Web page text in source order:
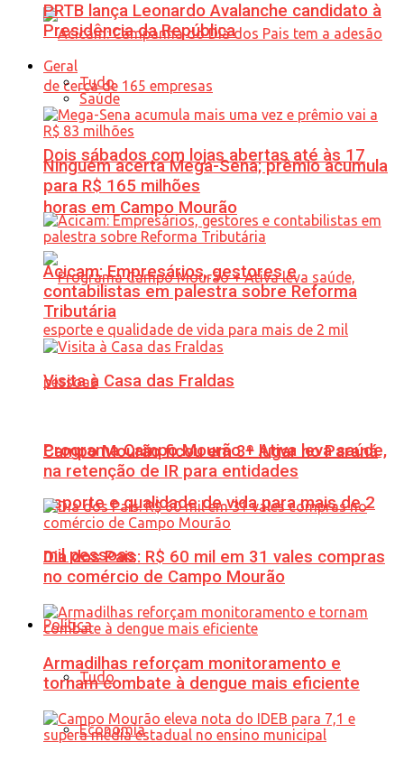
Dois sábados com lojas abertas até às 17
horas em Campo Mourão
Programa Campo Mourão + Ativa leva saúde,
esporte e qualidade de vida para mais de 2
mil pessoas
Política
Tudo
Economia
PRTB lança Leonardo Avalanche candidato à
Presidência da República
Geral
Tudo
Saúde
Ninguém acerta Mega-Sena; prêmio acumula
para R$ 165 milhões
Acicam: Empresários, gestores e
contabilistas em palestra sobre Reforma
Tributária
Visita à Casa das Fraldas
Campo Mourão ficou em 3º lugar no Paraná
na retenção de IR para entidades
Dia dos Pais: R$ 60 mil em 31 vales compras
no comércio de Campo Mourão
Armadilhas reforçam monitoramento e
tornam combate à dengue mais eficiente